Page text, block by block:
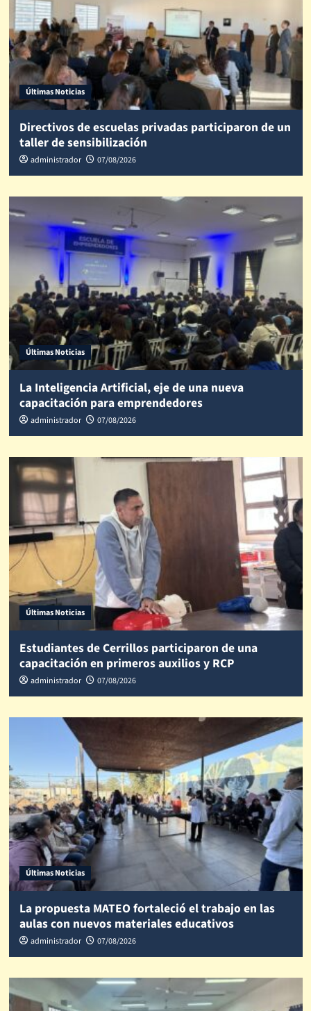
Últimas Noticias
Directivos de escuelas privadas participaron de un
taller de sensibilización
administrador 07/08/2026
Últimas Noticias
La Inteligencia Artificial, eje de una nueva
capacitación para emprendedores
administrador 07/08/2026
Últimas Noticias
Estudiantes de Cerrillos participaron de una
capacitación en primeros auxilios y RCP
administrador 07/08/2026
Últimas Noticias
La propuesta MATEO fortaleció el trabajo en las
aulas con nuevos materiales educativos
administrador 07/08/2026